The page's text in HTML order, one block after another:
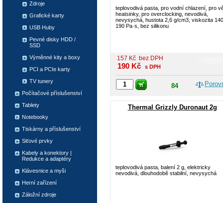
teplovodivá pasta, pro vodní chlazení, pro
heatsinky, pro overclocking, nevodivá,
nevysychá, hustota 2,6 g/cm3, viskozita
190 Pa·s, bez silikonu
157 Kč bez DPH
190 Kč s DPH
84
Thermal Grizzly Duronaut 2g
teplovodivá pasta, balení 2 g, elektricky
nevodivá, dlouhodobě stabilní, nevysychá
Zdroje
Grafické karty
USB Huby
Pevné disky HDD /
SSD
Výměnné kity a boxy
PCI a PCIe karty
TV tunery
Počítačové příslušenství
Tablety
Notebooky
Tiskárny a příslušenství
Siťové prvky
Kabely a konektory |
Redukce a adaptéry
Klávesnice a myši
Herní zařízení
Záložní zdroje